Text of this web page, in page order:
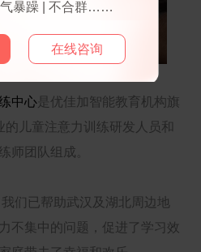
中心 是优佳加智能教育机构旗
儿童注意力训练研发人员和
师团队组成。
们已帮助武汉及湖北周边地
不集中的问题，促进了学习效
气暴躁 | 不合群……
在线咨询